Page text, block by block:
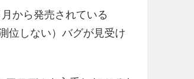
から発売されている
位しない）バグが見受け